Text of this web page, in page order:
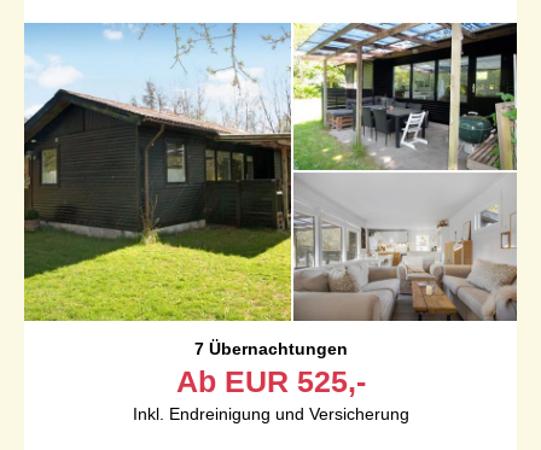
7 Übernachtungen
Ab EUR 525,-
Inkl. Endreinigung und Versicherung